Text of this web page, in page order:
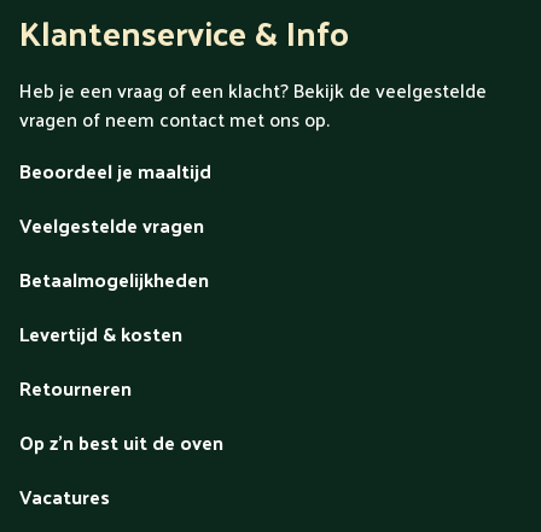
Klantenservice & Info
Heb je een vraag of een klacht? Bekijk de veelgestelde
vragen of neem contact met ons op.
Beoordeel je maaltijd
Veelgestelde vragen
Betaalmogelijkheden
Levertijd & kosten
Retourneren
Op z'n best uit de oven
Vacatures